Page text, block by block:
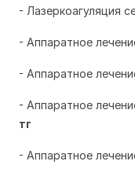
- Лазеркоагуляция
- Аппаратное
- Аппаратное
- Аппаратное
тг
- Аппаратное